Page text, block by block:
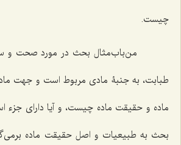
چیست.
من‌باب‌مثال بحث در مورد صحت و
طبابت، به جنبۀ مادی مربوط است و جهت
ماده و حقیقت ماده چیست، و آیا دارای جزء
بحث به طبیعیات و اصل حقیقت ماده